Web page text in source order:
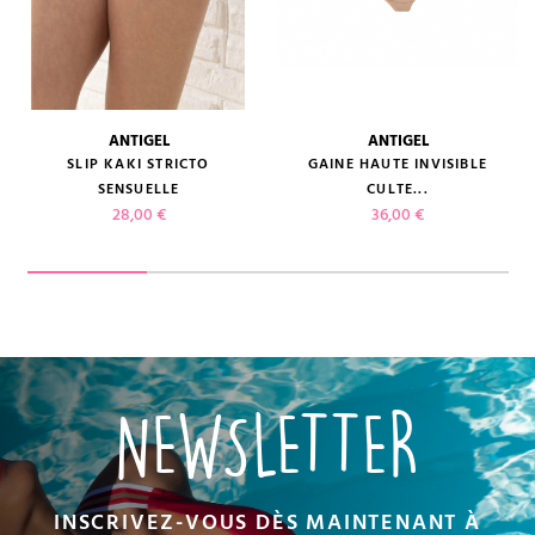
ANTIGEL
SLIP KAKI STRICTO
SENSUELLE
Prix
28,00 €
ANTIGEL
GAINE HAUTE INVISIBLE
CULTE...
Prix
36,00 €
NEWSLETTER
INSCRIVEZ-VOUS DÈS MAINTENANT À